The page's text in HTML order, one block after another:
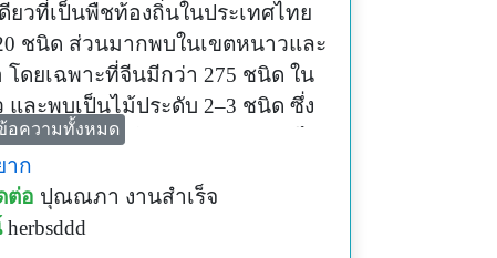
ยวที่เป็นพืชท้องถิ่นในประเทศไทย
ชนิด ส่วนมากพบในเขตหนาวและ
ดยเฉพาะที่จีนมีกว่า 275 ชนิด ใน
ละพบเป็นไม้ประดับ 2–3 ชนิด ซึ่ง
ากภาษาละติน “salicis” หมายถึง
อ้วน สั้น บิดงอ กิ่งชูขึ้น ปลายลู่ลง
ขอบใบเป็นซี่ ดอกเป็นช่อห้อยลง สี
อความทั้งหมด
าก
ต่อ ปุณณภา งานสำเร็จ
herbsddd